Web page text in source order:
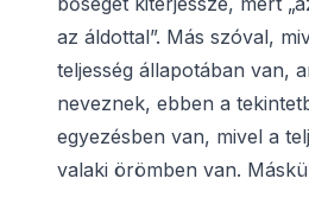
az áldottal”. Más szóval,
teljesség állapotában van,
neveznek, ebben a
egyezésben van, mivel a
valaki örömben van.